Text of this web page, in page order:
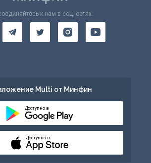
к нам в соц. сетях:
Multi от Минфин
Доступно в
Доступно в